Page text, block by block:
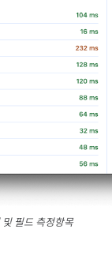
필드 측정항목